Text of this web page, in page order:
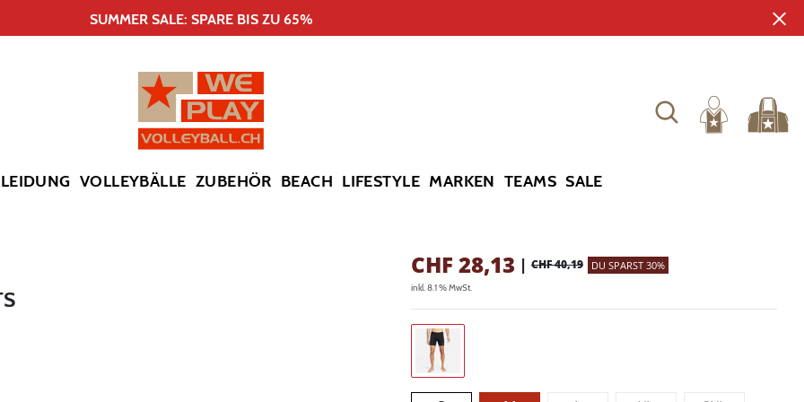
SUMMER SALE: SPARE BIS ZU 65%
VOLLEYBÄLLE ZUBEHÖR BEACH LIFESTYLE MARKEN TEAMS SALE
CHF 28,13 | CHF 40,19 DU SPARST 30%
inkl. 8.1 % MwSt.